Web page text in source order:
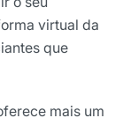
virtual da
que
mais um